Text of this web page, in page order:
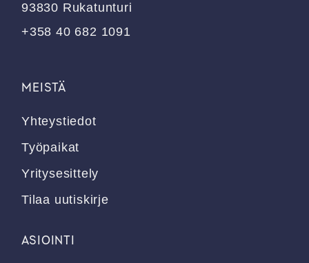
93830 Rukatunturi
+358 40 682 1091
MEISTÄ
Yhteystiedot
Työpaikat
Yritysesittely
Tilaa uutiskirje
ASIOINTI